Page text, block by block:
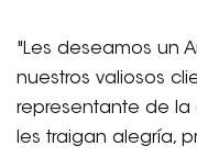
"Les deseamos un
nuestros valiosos
representante de la
les traigan alegría,